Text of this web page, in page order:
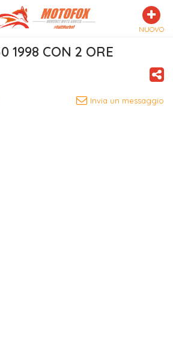
NUOVO
1998 CON 2 ORE
Invia un messaggio